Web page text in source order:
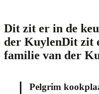
Dit zit er in de
der KuylenDit zit
familie van der
Pelgrim